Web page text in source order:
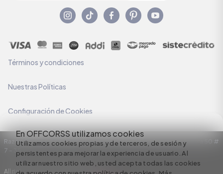
En OFFCORSS utilizamos cookies
Utilizamos cookies propias y de terceros, de sesión y
persistentes para mejorar la experiencia de usuario. Al
utilizar nuestro sitio web, usted acepta todas las cookies
Términos y condiciones
Nuestras Políticas
Configuración de Cookies
Razón Social: C.I HERMECO S.A. NIT: 890924167-6 Dirección: Carrera 50 #
7 – 35
All rights reserved empowered by